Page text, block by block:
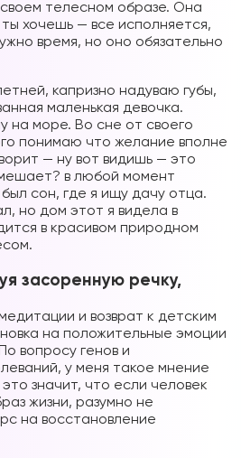
телесном образе. Она
хочешь — все исполняется,
время, но оно обязательно
капризно надуваю губы,
маленькая девочка.
на море. Во сне от своего
понимаю что желание вполне
— ну вот видишь — это
в любой момент
сон, где я ищу дачу отца.
но дом этот я видела в
в красивом природном
засоренную речку,
и возврат к детским
на положительные эмоции
вопросу генов и
у меня такое мнение
значит, что если человек
жизни, разумно не
на восстановление